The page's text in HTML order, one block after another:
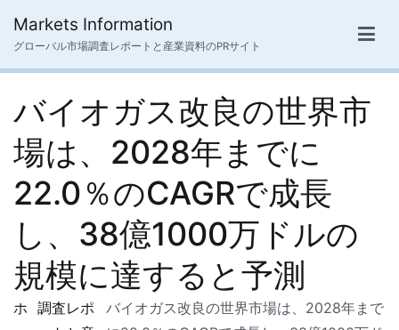
ス
Markets Information
グローバル市場調査レポートと産業資料のPRサイト
バイオガス改良の世界市
場は、2028年までに
22.0％のCAGRで成長
し、38億1000万ドルの
規模に達すると予測
ホ 調査レポ
バイオガス改良の世界市場は、2028年まで